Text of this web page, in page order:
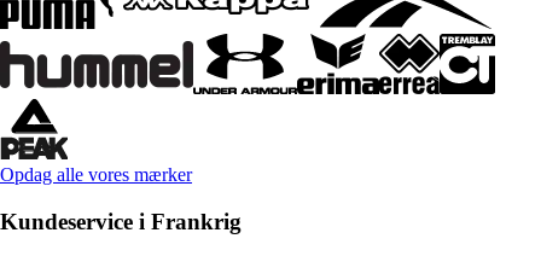
Opdag alle vores mærker
Kundeservice i Frankrig